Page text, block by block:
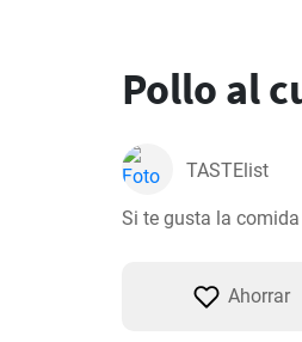
Pollo al
TASTElist
Si te gusta la
Ahorrar